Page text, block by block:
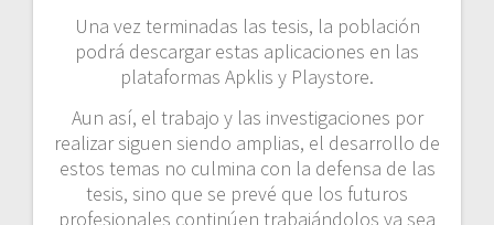
Una vez terminadas las tesis, la población
podrá descargar estas aplicaciones en las
plataformas Apklis y Playstore.
Aun así, el trabajo y las investigaciones por
realizar siguen siendo amplias, el desarrollo de
estos temas no culmina con la defensa de las
tesis, sino que se prevé que los futuros
profesionales continúen trabajándolos ya sea